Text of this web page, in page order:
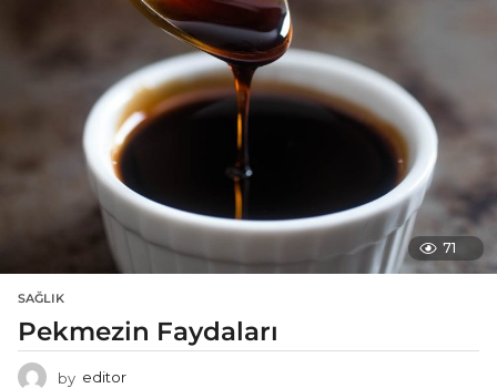
71
SAĞLIK
Pekmezin Faydaları
by editor